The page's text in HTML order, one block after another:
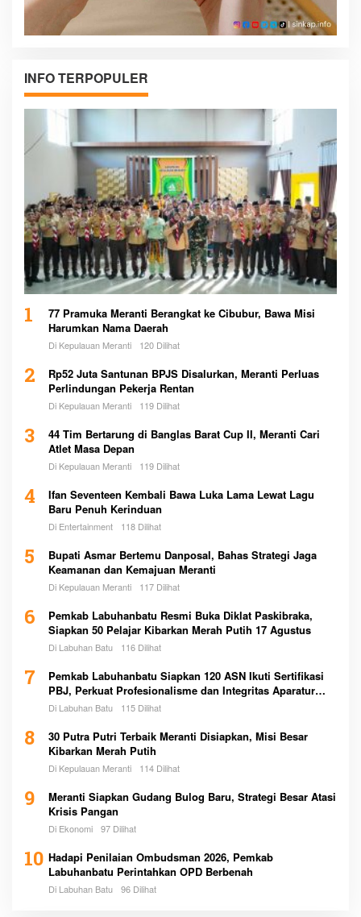
INFO TERPOPULER
1
77 Pramuka Meranti Berangkat ke Cibubur, Bawa Misi
Harumkan Nama Daerah
Di Kepulauan Meranti 120 Dilihat
2
Rp52 Juta Santunan BPJS Disalurkan, Meranti Perluas
Perlindungan Pekerja Rentan
Di Kepulauan Meranti 119 Dilihat
3
44 Tim Bertarung di Banglas Barat Cup II, Meranti Cari
Atlet Masa Depan
Di Kepulauan Meranti 119 Dilihat
4
Ifan Seventeen Kembali Bawa Luka Lama Lewat Lagu
Baru Penuh Kerinduan
Di Entertainment 118 Dilihat
5
Bupati Asmar Bertemu Danposal, Bahas Strategi Jaga
Keamanan dan Kemajuan Meranti
Di Kepulauan Meranti 117 Dilihat
6
Pemkab Labuhanbatu Resmi Buka Diklat Paskibraka,
Siapkan 50 Pelajar Kibarkan Merah Putih 17 Agustus
Di Labuhan Batu 116 Dilihat
7
Pemkab Labuhanbatu Siapkan 120 ASN Ikuti Sertifikasi
PBJ, Perkuat Profesionalisme dan Integritas Aparatur
Pemerintah
Di Labuhan Batu 115 Dilihat
8
30 Putra Putri Terbaik Meranti Disiapkan, Misi Besar
Kibarkan Merah Putih
Di Kepulauan Meranti 114 Dilihat
9
Meranti Siapkan Gudang Bulog Baru, Strategi Besar Atasi
Krisis Pangan
Di Ekonomi 97 Dilihat
10 Hadapi Penilaian Ombudsman 2026, Pemkab
Labuhanbatu Perintahkan OPD Berbenah
Di Labuhan Batu 96 Dilihat